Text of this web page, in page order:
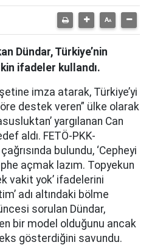
Dündar, Türkiye’nin
ifadeler kullandı.
imza atarak, Türkiye’yi
destek veren” ülke olarak
yargılanan Can
aldı. FETÖ-PKK-
bulundu, ‘Cepheyi
açmak lazım. Topyekun
vakit yok’ ifadelerini
adı altındaki bölme
sorulan Dündar,
bir model olduğunu ancak
gösterdiğini savundu.